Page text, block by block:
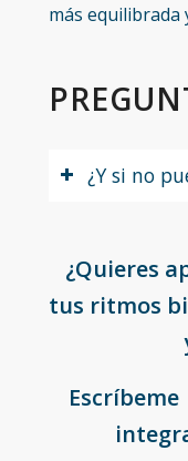
más equilibrada
¿Y si no
¿Quieres
tus ritmos